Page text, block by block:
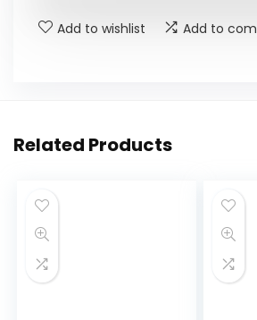
Add to wishlist Add to
Related Products